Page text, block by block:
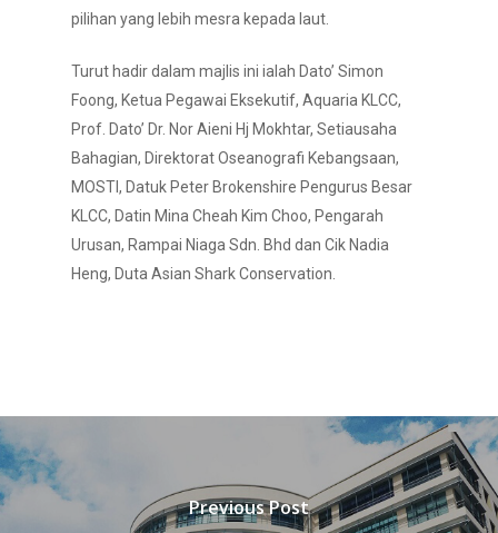
pilihan yang lebih mesra kepada laut.
Turut hadir dalam majlis ini ialah Dato’ Simon
Foong, Ketua Pegawai Eksekutif, Aquaria KLCC,
Prof. Dato’ Dr. Nor Aieni Hj Mokhtar, Setiausaha
Bahagian, Direktorat Oseanografi Kebangsaan,
MOSTI, Datuk Peter Brokenshire Pengurus Besar
KLCC, Datin Mina Cheah Kim Choo, Pengarah
Urusan, Rampai Niaga Sdn. Bhd dan Cik Nadia
Heng, Duta Asian Shark Conservation.
Previous Post